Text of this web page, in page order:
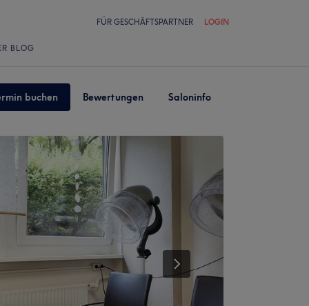
FÜR GESCHÄFTSPARTNER LOGIN
BLOG
buchen Bewertungen Saloninfo